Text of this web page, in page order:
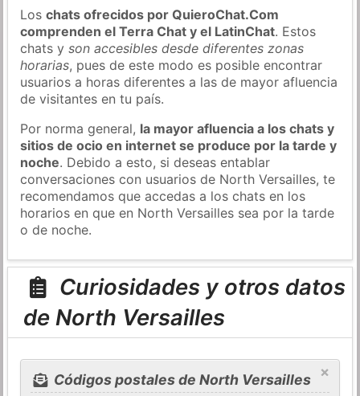
Loschats ofrecidos por QuieroChat.Com
comprenden el Terra Chat y el LatinChat. Estos
chats yson accesibles desde diferentes zonas
horarias, pues de este modo es posible encontrar
usuarios a horas diferentes a las de mayor afluencia
de visitantes en tu país.
Por norma general, la mayor afluencia a los chats y
sitios de ocio en internet se produce por la tarde y
noche. Debido a esto, si deseas entablar
conversaciones con usuarios de North Versailles, te
recomendamos que accedas a los chats en los
horarios en que en North Versailles sea por la tarde
o de noche.
Curiosidades y otros datos
de North Versailles
×
Códigos postales de North Versailles